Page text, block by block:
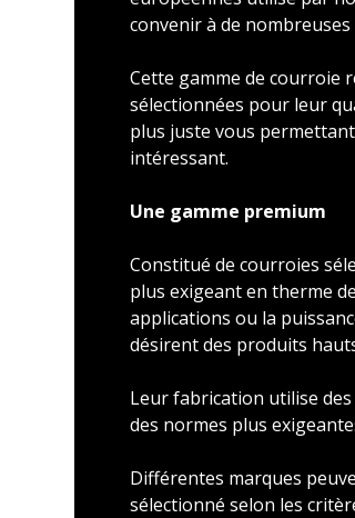
convenir à de
Cette gamme de courroie
sélectionnées pour leur
plus juste vous permettant
intéressant.
Une gamme premium
Constitué de courroies
plus exigeant en therme
applications ou la
désirent des produits
Leur fabrication utilise
des normes plus
Différentes marques
sélectionné selon les